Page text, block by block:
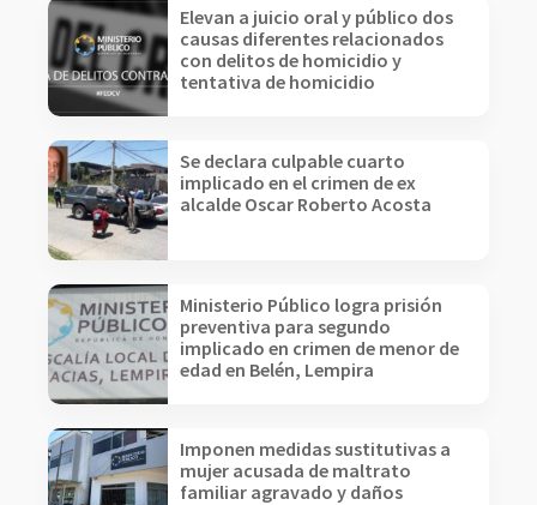
Elevan a juicio oral y público dos
causas diferentes relacionados
con delitos de homicidio y
tentativa de homicidio
Se declara culpable cuarto
implicado en el crimen de ex
alcalde Oscar Roberto Acosta
Ministerio Público logra prisión
preventiva para segundo
implicado en crimen de menor de
edad en Belén, Lempira
Imponen medidas sustitutivas a
mujer acusada de maltrato
familiar agravado y daños